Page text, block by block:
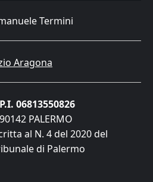
Termini
Aragona
06813550826
PALERMO
al N. 4 del 2020 del
di Palermo